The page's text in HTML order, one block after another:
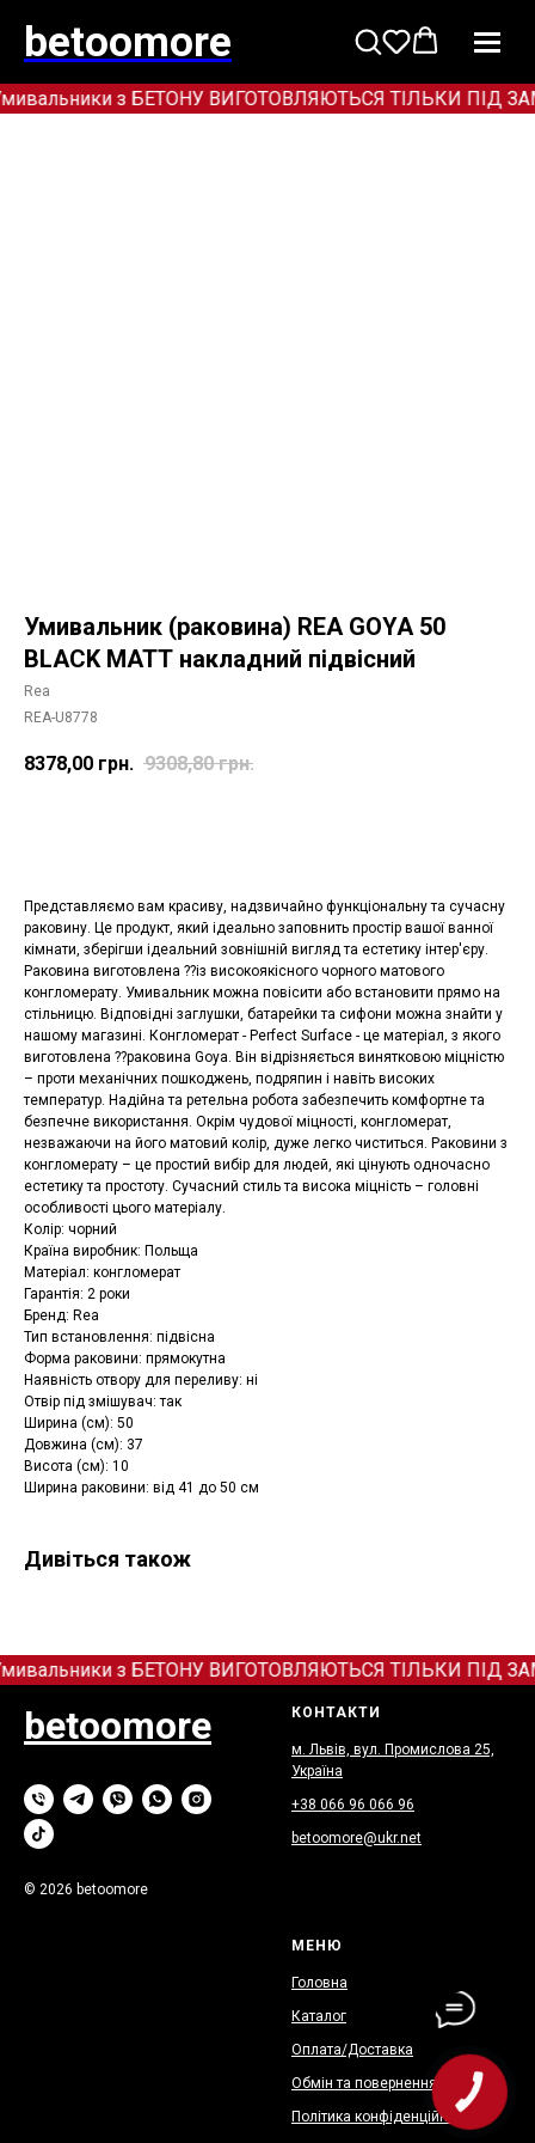
betoomore
з БЕТОНУ ВИГОТОВЛЯЮТЬСЯ ТІЛЬКИ ПІД
Умивальник (раковина) REA GOYA 50
BLACK MATТ накладний підвісний
Rea
REA-U8778
8378,00 грн. 9308,80 грн.
Представляємо вам красиву, надзвичайно функціональну та сучасну
раковину. Це продукт, який ідеально заповнить простір вашої ванної
кімнати, зберігши ідеальний зовнішній вигляд та естетику інтер'єру.
Раковина виготовлена ??із високоякісного чорного матового
конгломерату. Умивальник можна повісити або встановити прямо на
стільницю. Відповідні заглушки, батарейки та сифони можна знайти у
нашому магазині. Конгломерат - Perfect Surface - це матеріал, з якого
виготовлена ??раковина Goya. Він відрізняється винятковою міцністю
– проти механічних пошкоджень, подряпин і навіть високих
температур. Надійна та ретельна робота забезпечить комфортне та
безпечне використання. Окрім чудової міцності, конгломерат,
незважаючи на його матовий колір, дуже легко чиститься. Раковини з
конгломерату – це простий вибір для людей, які цінують одночасно
естетику та простоту. Сучасний стиль та висока міцність – головні
особливості цього матеріалу.
Колір: чорний
Країна виробник: Польща
Матеріал: конгломерат
Гарантія: 2 роки
Бренд: Rea
Тип встановлення: підвісна
Форма раковини: прямокутна
Наявність отвору для переливу: ні
Отвір під змішувач: так
Ширина (см): 50
Довжина (см): 37
Висота (см): 10
Ширина раковини: від 41 до 50 см
Дивіться також
з БЕТОНУ ВИГОТОВЛЯЮТЬСЯ ТІЛЬКИ ПІД
betoomore
© 2026 betoomore
КОНТАКТИ
м. Львів, вул. Промислова 25,
Україна
+38 066 96 066 96
betoomore@ukr.net
МЕНЮ
Головна
Каталог
Оплата/Доставка
Обмін та повернення
Політика конфіденційності
КНОПКА
ЗВ'ЯЗКУ